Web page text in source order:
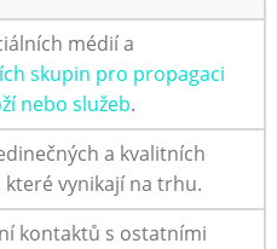
médií a
skupin pro propagaci
nebo služeb.
a kvalitních
vynikají na trhu.
kontaktů s ostatními